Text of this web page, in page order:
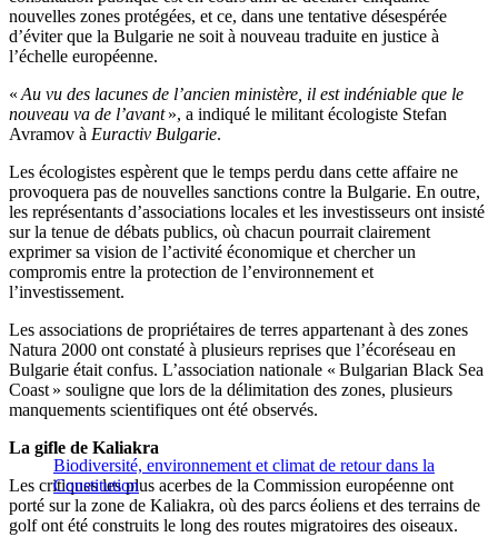
nouvelles zones protégées, et ce, dans une tentative désespérée
d’éviter que la Bulgarie ne soit à nouveau traduite en justice à
l’échelle européenne.
« Au vu des lacunes de l’ancien ministère, il est indéniable que le
nouveau va de l’avant», a indiqué le militant écologiste Stefan
Avramov à Euractiv Bulgarie.
Les écologistes espèrent que le temps perdu dans cette affaire ne
provoquera pas de nouvelles sanctions contre la Bulgarie. En outre,
les représentants d’associations locales et les investisseurs ont insisté
sur la tenue de débats publics, où chacun pourrait clairement
exprimer sa vision de l’activité économique et chercher un
compromis entre la protection de l’environnement et
l’investissement.
Les associations de propriétaires de terres appartenant à des zones
Natura 2000 ont constaté à plusieurs reprises que l’écoréseau en
Bulgarie était confus. L’association nationale « Bulgarian Black Sea
Coast » souligne que lors de la délimitation des zones, plusieurs
manquements scientifiques ont été observés.
Biodiversité, environnement et climat de retour dans la
Constitution
La gifle de Kaliakra
Les critiques les plus acerbes de la Commission européenne ont
porté sur la zone de Kaliakra, où des parcs éoliens et des terrains de
golf ont été construits le long des routes migratoires des oiseaux.